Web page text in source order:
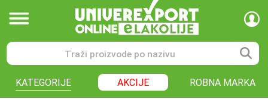
KATEGORIJE AKCIJE ROBNA MARKA